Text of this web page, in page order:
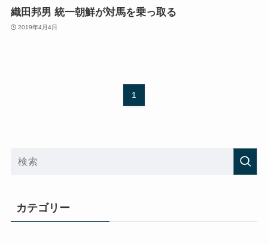
織田邦男 統一朝鮮が対馬を乗っ取る
2019年4月4日
1
カテゴリー